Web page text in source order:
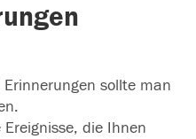
sollte man
die Ihnen